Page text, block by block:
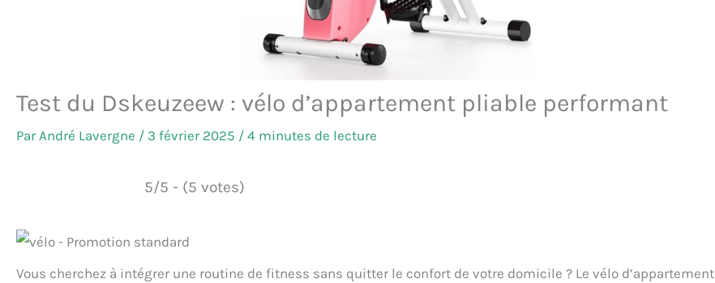
Test du Dskeuzeew : vélo d’appartement pliable performant
ParAndré Lavergne / 3 février 2025 / 4 minutes de lecture
5/5 - (5 votes)
Vous cherchez à intégrer une routine de fitness sans quitter le confort de votre domicile ? Le vélo d’appartement